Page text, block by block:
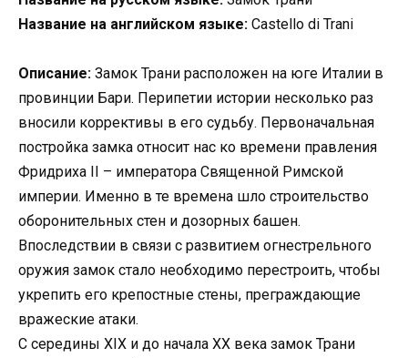
Название на английском языке: Castello di Trani
Описание: Замок Трани расположен на юге Италии в
провинции Бари. Перипетии истории несколько раз
вносили коррективы в его судьбу. Первоначальная
постройка замка относит нас ко времени правления
Фридриха II – императора Священной Римской
империи. Именно в те времена шло строительство
оборонительных стен и дозорных башен.
Впоследствии в связи с развитием огнестрельного
оружия замок стало необходимо перестроить, чтобы
укрепить его крепостные стены, преграждающие
вражеские атаки.
С середины XIX и до начала XX века замок Трани